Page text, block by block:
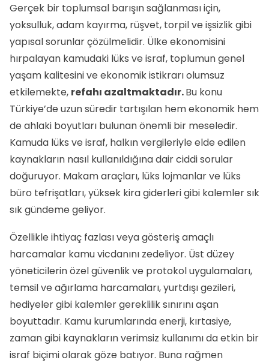
Gerçek bir toplumsal barışın sağlanması için,
yoksulluk, adam kayırma, rüşvet, torpil ve işsizlik gibi
yapısal sorunlar çözülmelidir. Ülke ekonomisini
hırpalayan kamudaki lüks ve israf, toplumun genel
yaşam kalitesini ve ekonomik istikrarı olumsuz
etkilemekte, refahı azaltmaktadır.Bu konu
Türkiye’de uzun süredir tartışılan hem ekonomik hem
de ahlaki boyutları bulunan önemli bir meseledir.
Kamuda lüks ve israf, halkın vergileriyle elde edilen
kaynakların nasıl kullanıldığına dair ciddi sorular
doğuruyor. Makam araçları, lüks lojmanlar ve lüks
büro tefrişatları, yüksek kira giderleri gibi kalemler sık
sık gündeme geliyor.
Özellikle ihtiyaç fazlası veya gösteriş amaçlı
harcamalar kamu vicdanını zedeliyor. Üst düzey
yöneticilerin özel güvenlik ve protokol uygulamaları,
temsil ve ağırlama harcamaları, yurtdışı gezileri,
hediyeler gibi kalemler gereklilik sınırını aşan
boyuttadır. Kamu kurumlarında enerji, kırtasiye,
zaman gibi kaynakların verimsiz kullanımı da etkin bir
israf biçimi olarak göze batıyor. Buna rağmen